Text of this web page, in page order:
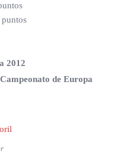
2012
de Europa